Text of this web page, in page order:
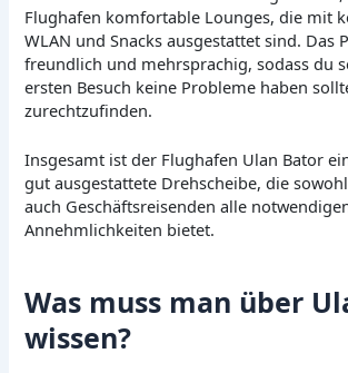
Flughafen komfortable Lounges, die mit
WLAN und Snacks ausgestattet sind. Das
freundlich und mehrsprachig, sodass du
ersten Besuch keine Probleme haben
zurechtzufinden.
Insgesamt ist der Flughafen Ulan Bator
gut ausgestattete Drehscheibe, die
auch Geschäftsreisenden alle
Annehmlichkeiten bietet.
Was muss man über
wissen?